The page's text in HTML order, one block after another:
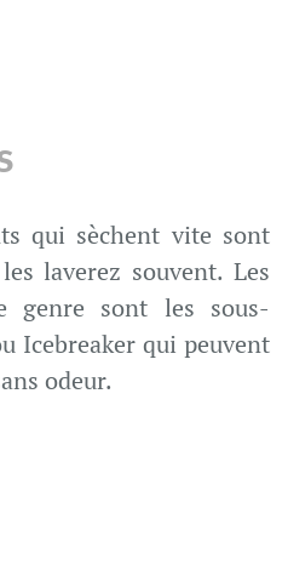
qui sèchent vite sont
laverez souvent. Les
genre sont les sous-
Icebreaker qui peuvent
odeur.